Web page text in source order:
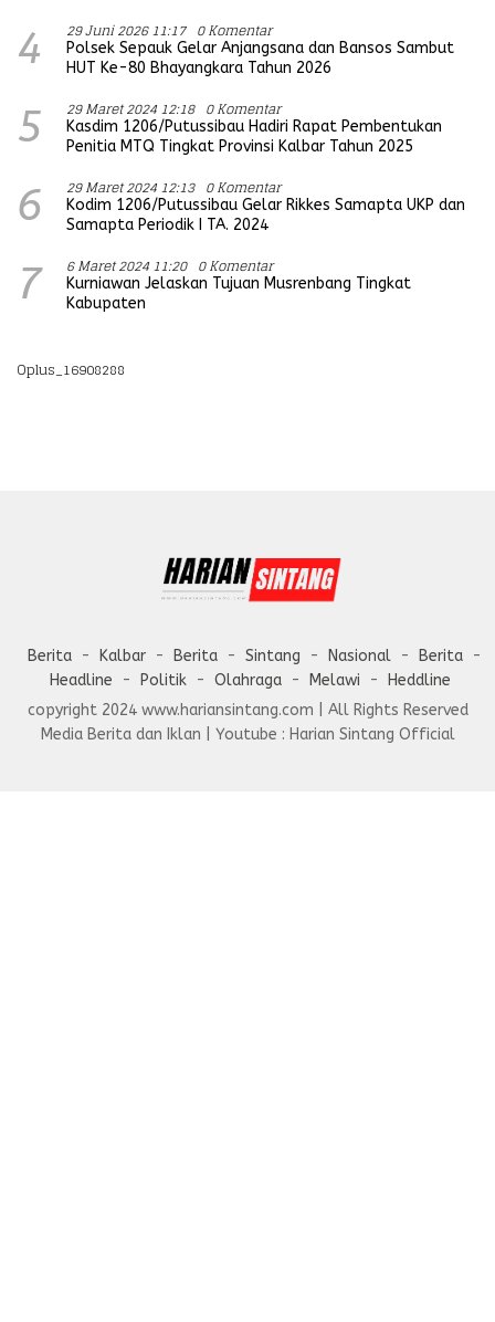
4
29 Juni 2026 11:17 0 Komentar
Polsek Sepauk Gelar Anjangsana dan Bansos Sambut
HUT Ke-80 Bhayangkara Tahun 2026
5 29 Maret 2024 12:18 0 Komentar
Kasdim 1206/Putussibau Hadiri Rapat Pembentukan
Penitia MTQ Tingkat Provinsi Kalbar Tahun 2025
6 29 Maret 2024 12:13 0 Komentar
Kodim 1206/Putussibau Gelar Rikkes Samapta UKP dan
Samapta Periodik I TA. 2024
7 6 Maret 2024 11:20 0 Komentar
Kurniawan Jelaskan Tujuan Musrenbang Tingkat
Kabupaten
Oplus_16908288
Berita Kalbar Berita Sintang Nasional
Berita
Headline
Politik Olahraga Melawi
Heddline
copyright 2024 www.hariansintang.com | All Rights Reserved
Media Berita dan Iklan | Youtube : Harian Sintang Official